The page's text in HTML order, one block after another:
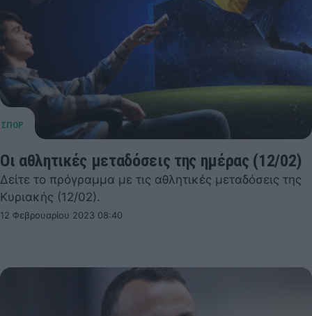
Οι αθλητικές μεταδόσεις της ημέρας (12/02)
Δείτε το πρόγραμμα με τις αθλητικές μεταδόσεις της
Κυριακής (12/02).
12 Φεβρουαρίου 2023 08:40